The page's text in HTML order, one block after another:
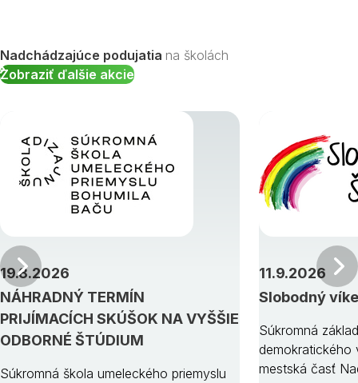
Nadchádzajúce podujatia na školách
Zobraziť ďalšie akcie
NÁHRADNÝ TERMÍN
PRIJÍMACÍCH SKÚŠOK NA VYŠŠIE
ODBORNÉ ŠTÚDIUM
19.8.2026
Súkromná škola umeleckého priemyslu
Slobodný
11.9.2026
Súkromná
demokratického
mestská časť
Predchádzajúci